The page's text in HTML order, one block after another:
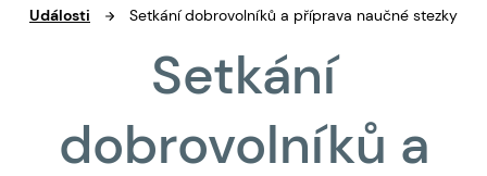
Události
Setkání dobrovolníků a příprava naučné stezky
Setkání
dobrovolníků a